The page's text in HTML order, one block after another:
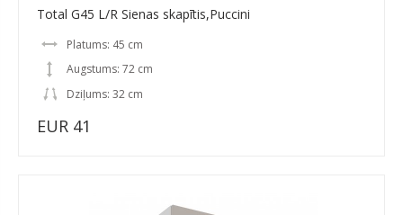
Total G45 L/R Sienas skapītis,Puccini
Platums: 45 cm
Augstums: 72 cm
Dziļums: 32 cm
EUR 41